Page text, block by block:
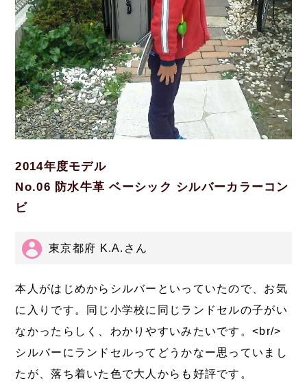
2014年度モデル
No.06 防水牛革 ベーシック シルバーカラーコン
ビ
東京都府 K.A.さん
本人がはじめからシルバーといっていたので、お気
に入りです。同じ小学校に同じランドセルの子がい
なかったらしく、わかりやすいみたいです。<br/>
シルバーにランドセルってどうかなー思っていまし
たが、落ち着いた色で大人からも好評です。